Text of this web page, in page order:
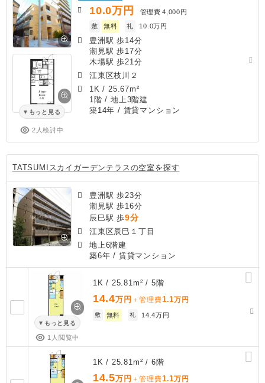
もっと見る
2人検討中
10.0万円 管理費 4,000円
敷
無料 礼 10.0万円
豊洲駅 歩14分
潮見駅 歩17分
木場駅 歩21分
江東区枝川２
1K / 25.67m²
1階 / 地上3階建
築14年 / 賃貸マンション
TATSUMIスカイガーデンテラスの空室を探す
豊洲駅 歩23分
潮見駅 歩16分
辰巳駅 歩9分
江東区辰巳１丁目
地上6階建
築6年 / 賃貸マンション
もっと見る
1人閲覧中
1K / 25.81m² / 5階
14.4万円 ＋管理費1.1万円
敷 無料 礼 14.4万円
1K / 25.81m² / 6階
14.5万円 ＋管理費1.1万円